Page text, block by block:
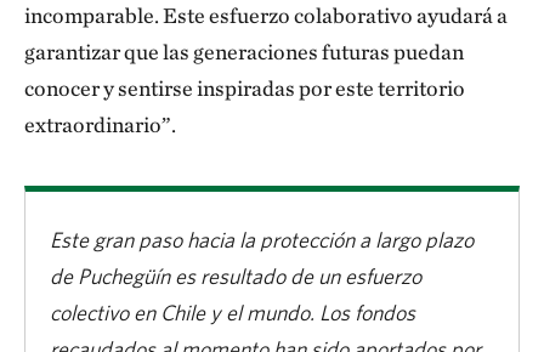
incomparable. Este esfuerzo colaborativo ayudará a
garantizar que las generaciones futuras puedan
conocer y sentirse inspiradas por este territorio
extraordinario”.
Este gran paso hacia la protección a largo plazo
de Puchegüín es resultado de un esfuerzo
colectivo en Chile y el mundo. Los fondos